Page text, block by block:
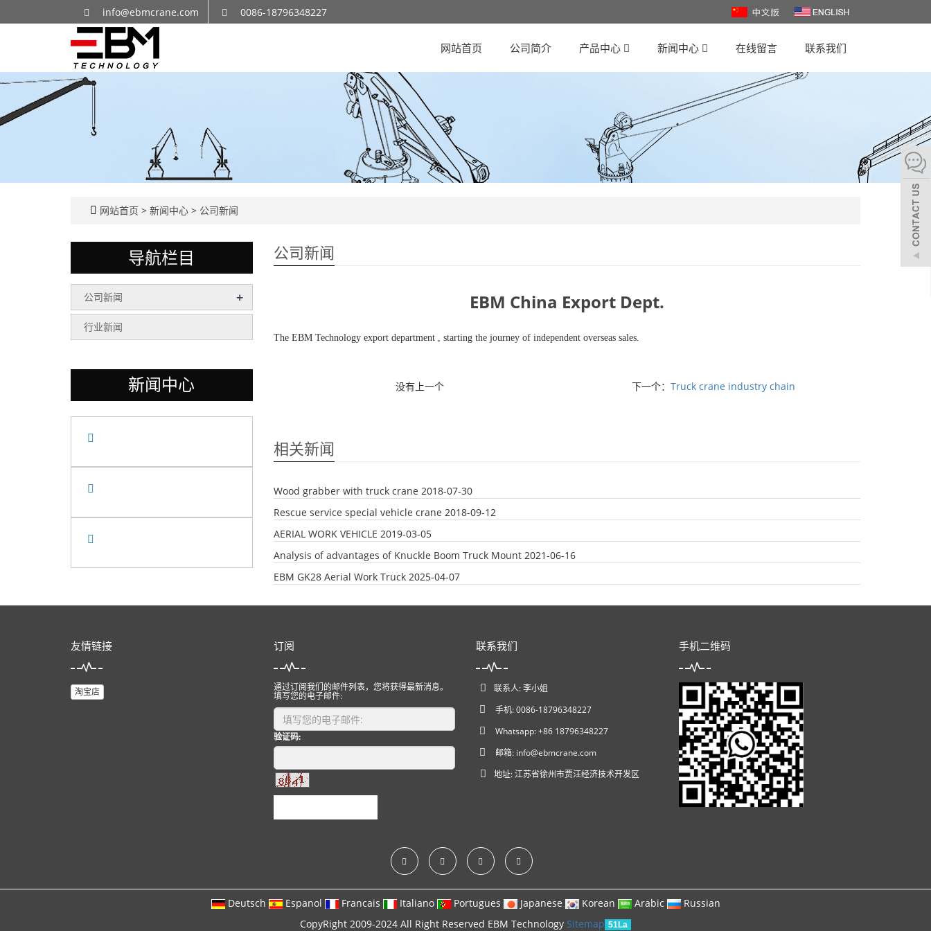
info@ebmcrane.com 0086-18796348227
网站首页 公司简介 产品中心 新闻中心 在线留言 联系我们
网站首页 > 新闻中心 > 公司新闻
公司新闻
EBM China Export Dept.
The EBM Technology export department , starting the journey of independent overseas sales.
没有上一个 下一个：Truck crane industry chain
相关新闻
Wood grabber with truck crane 2018-07-30
Rescue service special vehicle crane 2018-09-12
AERIAL WORK VEHICLE 2019-03-05
Analysis of advantages of Knuckle Boom Truck Mount 2021-06-16
EBM GK28 Aerial Work Truck 2025-04-07
导航栏目
公司新闻 +
行业新闻
新闻中心
友情链接
淘宝店
订阅
通过订阅我们的邮件列表，您将获得最新消息。
填写您的电子邮件:
验证码:
联系我们
联系人: 李小姐
手机: 0086-18796348227
Whatsapp: +86 18796348227
邮箱: info@ebmcrane.com
地址: 江苏省徐州市贾汪经济技术开发区
手机二维码
Deutsch Espanol Francais Italiano Portugues Japanese Korean Arabic
Russian
CopyRight 2009-2024 All Right Reserved EBM Technology Sitemap 51La